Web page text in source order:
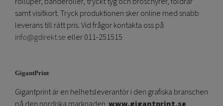
samt visitkort. Tryck produktionen sker online med snabb
leverans till rätt pris. Vid frågor kontakta oss på
info@gdirekt.se eller 011-251515
GigantPrint
Gigantprint är en helhetsleverantör i den grafiska branschen